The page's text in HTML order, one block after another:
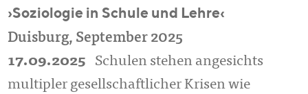
›Soziologie in Schule und Lehre‹
Duisburg, September 2025
17.09.2025
Schulen stehen angesichts
multipler gesellschaftlicher Krisen wie